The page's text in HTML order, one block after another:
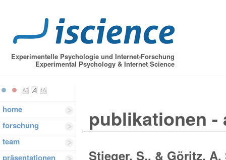
Experimentelle Psychologie und Internet-Forschung
Experimental Psychology & Internet Science
home
forschung
team
präsentationen
publikationen -
Stieger, S., & Göritz,